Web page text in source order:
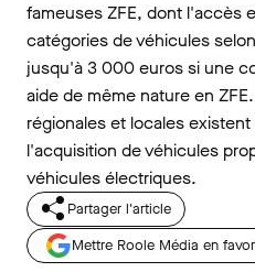
fameuses ZFE, dont l'accès
catégories de véhicules
jusqu'à 3 000 euros si une
aide de même nature en
régionales et locales
l'acquisition de véhicules
véhicules électriques.
Partager l'article
Mettre Roole Média en